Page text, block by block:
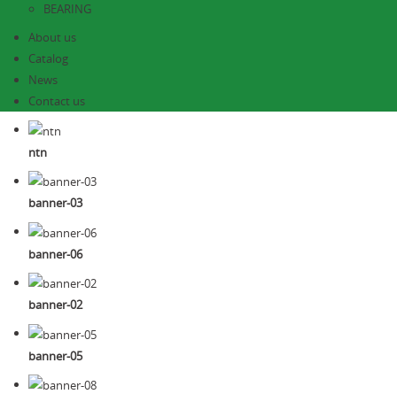
BEARING
About us
Catalog
News
Contact us
ntn
banner-03
banner-06
banner-02
banner-05